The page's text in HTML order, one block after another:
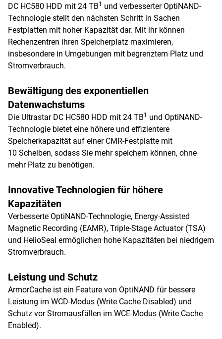
DC HC580 HDD mit 24 TB1
und verbesserter OptiNAND-
Technologie stellt den nächsten Schritt in Sachen
Festplatten mit hoher Kapazität dar. Mit ihr können
Rechenzentren ihren Speicherplatz maximieren,
insbesondere in Umgebungen mit begrenztem Platz und
Stromverbrauch.
Bewältigung des exponentiellen
Datenwachstums
Die Ultrastar DC HC580 HDD mit 24 TB1
und OptiNAND-
Technologie bietet eine höhere und effizientere
Speicherkapazität auf einer CMR-Festplatte mit
10 Scheiben, sodass Sie mehr speichern können, ohne
mehr Platz zu benötigen.
Innovative Technologien für höhere
Kapazitäten
Verbesserte OptiNAND-Technologie, Energy-Assisted
Magnetic Recording (EAMR), Triple-Stage Actuator (TSA)
und HelioSeal ermöglichen hohe Kapazitäten bei niedrigem
Stromverbrauch.
Leistung und Schutz
ArmorCache ist ein Feature von OptiNAND für bessere
Leistung im WCD-Modus (Write Cache Disabled) und
Schutz vor Stromausfällen im WCE-Modus (Write Cache
Enabled).